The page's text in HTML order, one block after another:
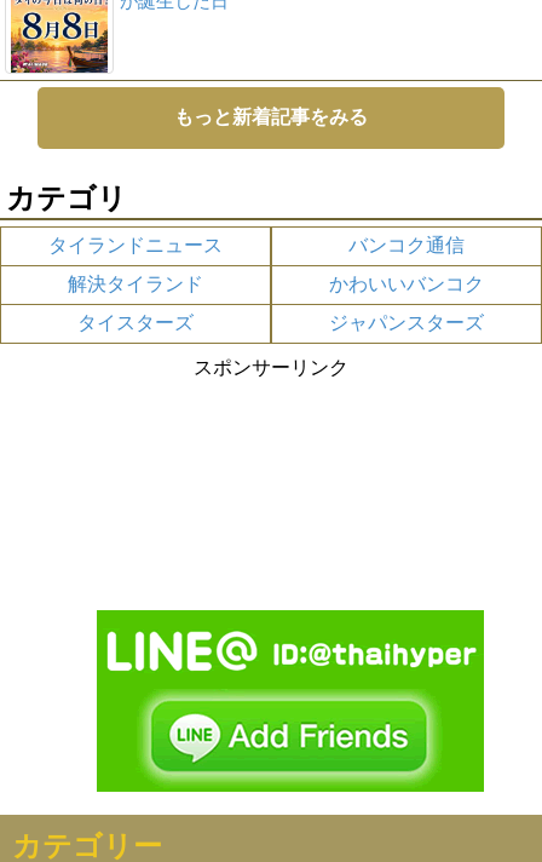
もっと新着記事をみる
カテゴリ
タイランドニュース
バンコク通信
解決タイランド
かわいいバンコク
タイスターズ
ジャパンスターズ
スポンサーリンク
カテゴリー